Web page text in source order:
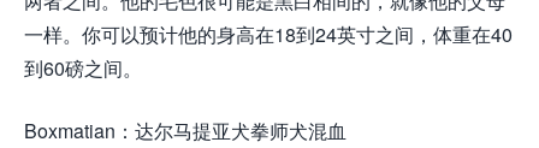
一样。你可以预计他的身高在18到24英寸之间，体重在40
到60磅之间。
Boxmatian：达尔马提亚犬拳师犬混血